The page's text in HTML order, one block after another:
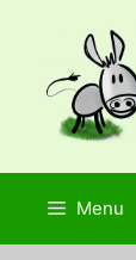
contenu
Menu